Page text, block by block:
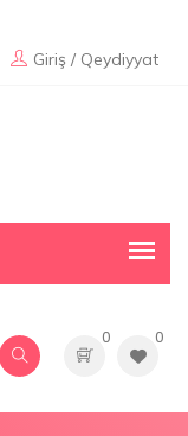
Giriş / Qeydiyyat
0 0